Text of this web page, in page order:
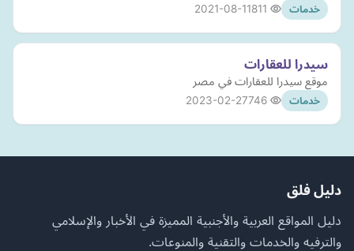
خدمات 2021-08-11
سيدرا للعقارات
موقع سيدرا للعقارات في مصر
خدمات 2023-02-27
دليل فلق
دليل المواقع العربية والأجنبية المميزة في الأخبار والإسلامي
والترفيه والخدمات والتقنية والمنوعات.